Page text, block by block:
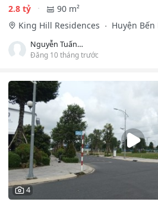
2.8 tỷ
90 m²
King Hill Residences
Huyện Bến
Nguyễn Tuấn Anh
Đăng 10 tháng trước
4